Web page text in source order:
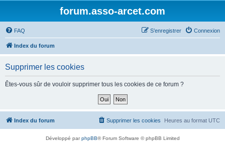
forum.asso-arcet.com
FAQ Connexion
S’enregistrer
Index du forum
Supprimer les cookies
Êtes-vous sûr de vouloir supprimer tous les cookies de ce forum ?
Index du forum Heures au format UTC
Supprimer les cookies
Développé parphpBB® Forum Software © phpBB Limited